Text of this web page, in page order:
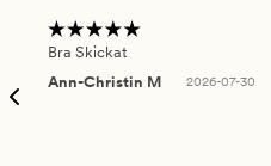
Bra Skickat
Ann-Christin M
2026-07-30